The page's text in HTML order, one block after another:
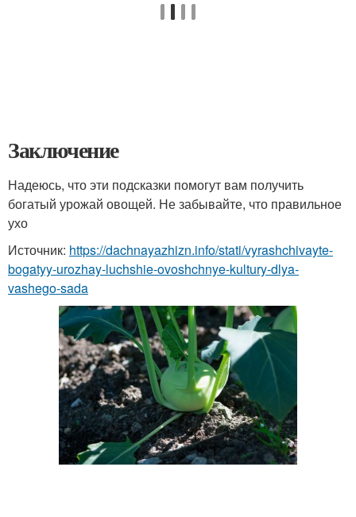
Заключение
Надеюсь, что эти подсказки помогут вам получить
богатый урожай овощей. Не забывайте, что правильное
ухо
Источник: https://dachnayazhizn.info/stati/vyrashchivayte-
bogatyy-urozhay-luchshie-ovoshchnye-kultury-dlya-
vashego-sada